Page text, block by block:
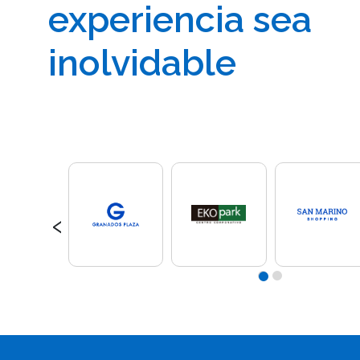
experiencia sea
inolvidable
‹